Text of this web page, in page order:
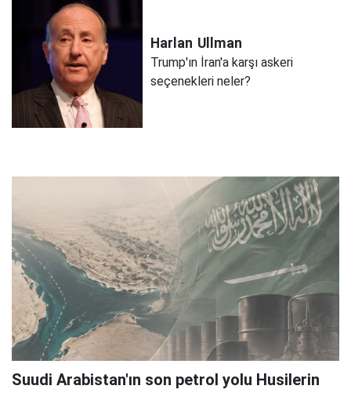
Harlan Ullman
Trump'ın İran'a karşı askeri
seçenekleri neler?
Suudi Arabistan'ın son petrol yolu Husilerin